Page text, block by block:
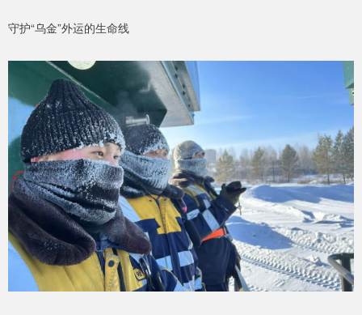
守护“乌金”外运的生命线